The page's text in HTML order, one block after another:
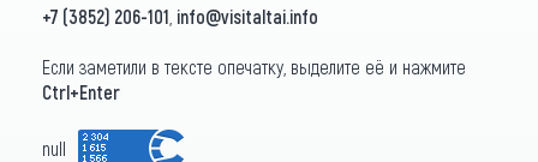
+7 (3852) 206-101 info@visitaltai.info
Если заметили в тексте опечатку, выделите её и нажмите
Ctrl+Enter
null